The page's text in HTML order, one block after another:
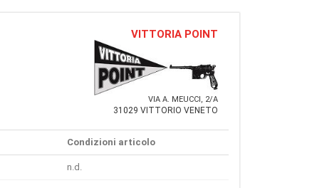
VITTORIA POINT
VIA A. MEUCCI, 2/A
31029 VITTORIO VENETO
Condizioni articolo
n.d.